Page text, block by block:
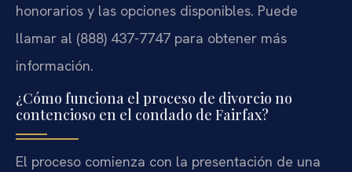
honorarios y las opciones disponibles. Puede
llamar al (888) 437-7747 para obtener más
información.
¿Cómo funciona el proceso de divorcio no
contencioso en el condado de Fairfax?
El proceso comienza con la presentación de una